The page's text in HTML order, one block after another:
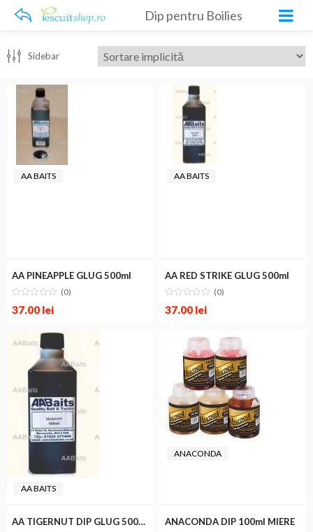
Dip pentru Boilies
Sidebar
AA BAITS
AA PINEAPPLE GLUG 500ml
(0)
37.00 lei
AA BAITS
AA RED STRIKE GLUG 500ml
(0)
37.00 lei
AA BAITS
AA TIGERNUT DIP GLUG 500ml
ANACONDA
ANACONDA DIP 100ml MIERE